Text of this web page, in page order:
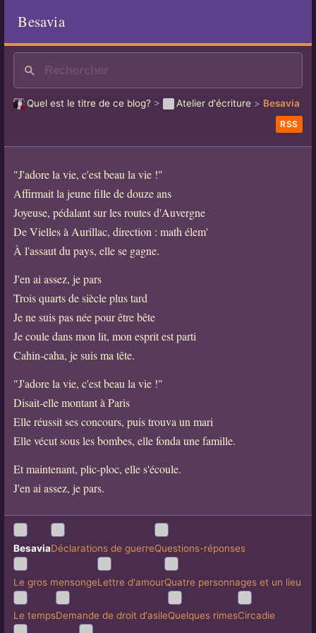
Besavia
Quel est le titre de ce blog?> Atelier d'écriture > Besavia
RSS
"J'adore la vie, c'est beau la vie !"
Affirmait la jeune fille de douze ans
Joyeuse, pédalant sur les routes d'Auvergne
De Vielles à Aurillac, direction : math élem'
À l'assaut du pays, elle se gagne.
J'en ai assez, je pars
Trois quarts de siècle plus tard
Je ne suis pas née pour être bête
Je coule dans mon lit, mon esprit est parti
Cahin-caha, je suis ma tête.
"J'adore la vie, c'est beau la vie !"
Disait-elle montant à Paris
Elle réussit ses concours, puis trouva un mari
Elle vécut sous les bombes, elle fonda une famille.
Et maintenant, plic-ploc, elle s'écoule.
J'en ai assez, je pars.
BesaviaDéclarations de guerreQuestions-réponses
Le gros mensongeLettre d'amourQuatre personnages et un lieu
Le tempsDemande de droit d'asileQuelques rimesCircadie